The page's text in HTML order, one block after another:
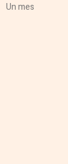
Un mes